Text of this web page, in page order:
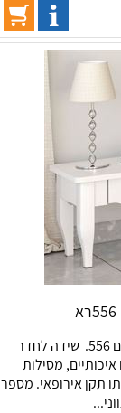
שידה לחדר השינה דגם 556. שידה לחדר
מסילות
תקן אירופאי. מספר